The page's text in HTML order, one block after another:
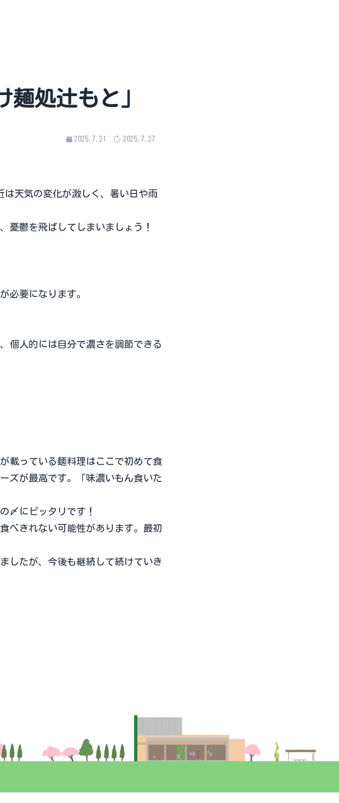
処辻もと」
2025.7.21 2025.7.27
天気の変化が激しく、暑い日や雨
憂鬱を飛ばしてしまいましょう！
必要になります。
個人的には自分で濃さを調節できる
載っている麺料理はここで初めて食
ズが最高です。「味濃いもん食いた
〆にピッタリです！
べきれない可能性があります。最初
したが、今後も継続して続けていき